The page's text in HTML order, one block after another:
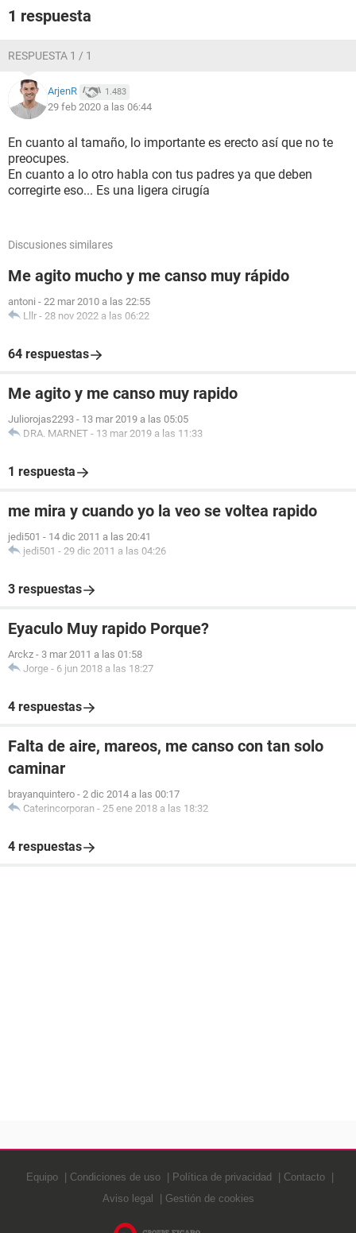
1 respuesta
RESPUESTA 1 / 1
ArjenR 1.483
29 feb 2020 a las 06:44
En cuanto al tamaño, lo importante es erecto así que no te
preocupes.
En cuanto a lo otro habla con tus padres ya que deben
corregirte eso... Es una ligera cirugía
Discusiones similares
Me agito mucho y me canso muy rápido
antoni - 22 mar 2010 a las 22:55
Lllr - 28 nov 2022 a las 06:22
64 respuestas
Me agito y me canso muy rapido
Juliorojas2293 - 13 mar 2019 a las 05:05
DRA. MARNET - 13 mar 2019 a las 11:33
1 respuesta
me mira y cuando yo la veo se voltea rapido
jedi501 - 14 dic 2011 a las 20:41
jedi501 - 29 dic 2011 a las 04:26
3 respuestas
Eyaculo Muy rapido Porque?
Arckz - 3 mar 2011 a las 01:58
Jorge - 6 jun 2018 a las 18:27
4 respuestas
Falta de aire, mareos, me canso con tan solo
caminar
brayanquintero - 2 dic 2014 a las 00:17
Caterincorporan - 25 ene 2018 a las 18:32
4 respuestas
Equipo Condiciones de uso Política de privacidad
Contacto
Aviso legal
Gestión de cookies